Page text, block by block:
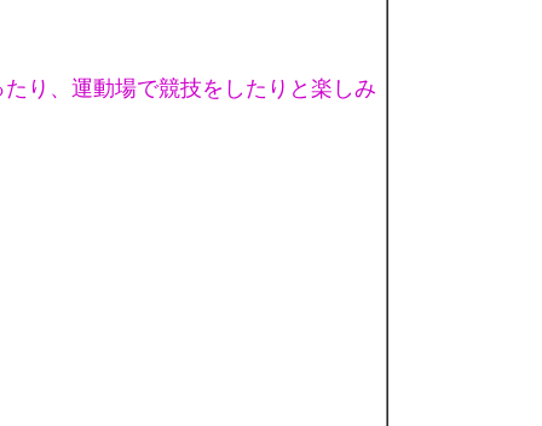
り、運動場で競技をしたりと楽しみ